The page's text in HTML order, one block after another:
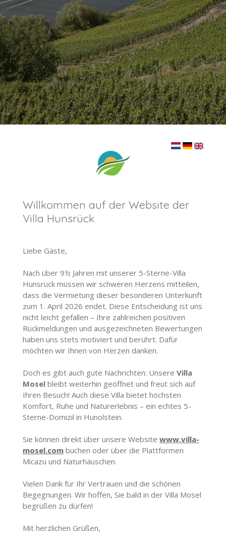
Willkommen auf der Website der
Villa Hunsrück
Liebe Gäste,
Nach über 9½ Jahren mit unserer 5-Sterne-Villa
Hunsrück müssen wir schweren Herzens mitteilen,
dass die Vermietung dieser besonderen Unterkunft
zum 1. April 2026 endet. Diese Entscheidung ist uns
nicht leicht gefallen – Ihre zahlreichen positiven
Rückmeldungen und ausgezeichneten Bewertungen
haben uns stets motiviert und berührt. Dafür
möchten wir Ihnen von Herzen danken.
Doch es gibt auch gute Nachrichten: Unsere Villa
Moselbleibt weiterhin geöffnet und freut sich auf
Ihren Besuch! Auch diese Villa bietet höchsten
Komfort, Ruhe und Naturerlebnis – ein echtes 5-
Sterne-Domizil in Hunolstein.
Sie können direkt über unsere Website www.villa-
mosel.combuchen oder über die Plattformen
Micazu und Naturhäuschen.
Vielen Dank für Ihr Vertrauen und die schönen
Begegnungen. Wir hoffen, Sie bald in der Villa Mosel
begrüßen zu dürfen!
Mit herzlichen Grüßen,